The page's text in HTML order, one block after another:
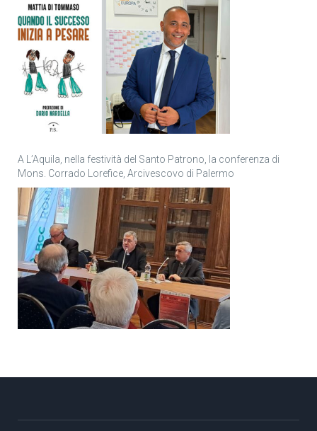
A L’Aquila, nella festività del Santo Patrono, la conferenza di
Mons. Corrado Lorefice, Arcivescovo di Palermo